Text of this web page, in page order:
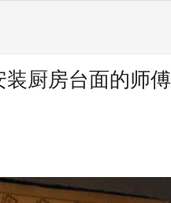
厨房台面的师傅